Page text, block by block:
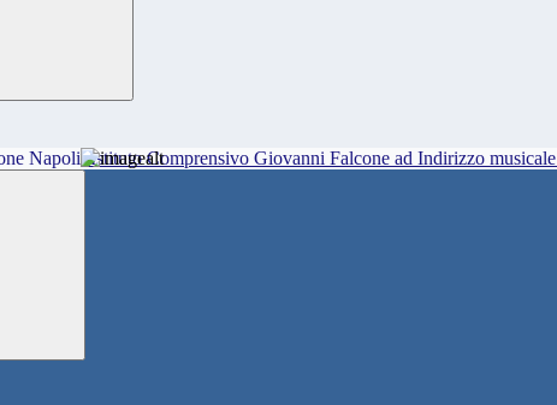
Istituto Comprensivo Giovanni Falcone ad Indirizzo musicale